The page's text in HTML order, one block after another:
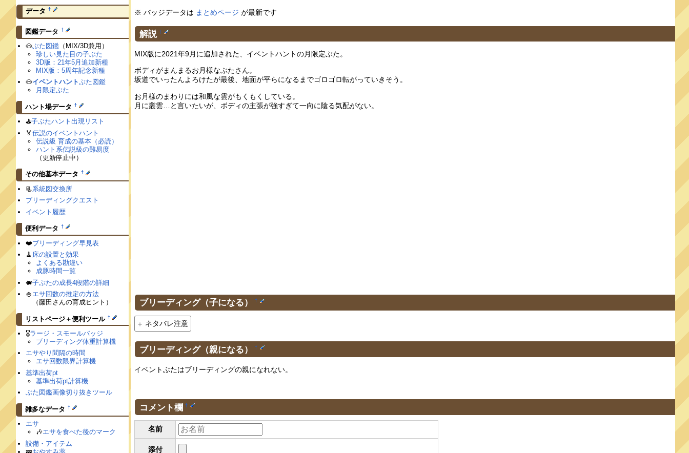
※ バッジデータは まとめページ が最新です
解説 †
MIX版に2021年9月に追加された、イベントハントの月限定ぶた。
ボディがまんまるお月様なぶたさん。
坂道でいったんよろけたが最後、地面が平らになるまでゴロゴロ転がっていきそう。
お月様のまわりには和風な雲がもくもくしている。
月に叢雲…と言いたいが、ボディの主張が強すぎて一向に陰る気配がない。
ブリーディング（子になる） †
ネタバレ注意
ブリーディング（親になる） †
イベントぶたはブリーディングの親になれない。
コメント欄 †
名前
添付
データ †
図鑑データ †
🐽ぶた図鑑 （MIX/3D兼用）
珍しい見た目の子ぶた
3D版：21年5月追加新種
MIX版：5周年記念新種
🐽イベントハントぶた図鑑
月限定ぶた
ハント場データ †
⛳️子ぶたハント出現リスト
🏅伝説のイベントハント
伝説級 育成の基本（必読）
ハント系伝説級の難易度
（更新停止中）
その他基本データ †
📃系統図交換所
ブリーディングクエスト
イベント履歴
便利データ †
❤️ブリーディング早見表
🧹 床の設置と効果
よくある勘違い
成豚時間一覧
🐖子ぶたの成長4段階の詳細
🍚 エサ回数の推定の方法
（藤田さんの育成ヒント）
リストページ＋便利ツール †
🎖ラージ・スモールバッジ
ブリーディング体重計算機
エサやり間隔の時間
エサ回数限界計算機
基準出荷pt
基準出荷pt計算機
ぶた図鑑画像切り抜きツール
雑多なデータ †
エサ
🎶エサを食べた後のマーク
設備・アイテム